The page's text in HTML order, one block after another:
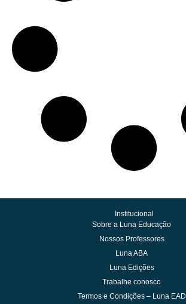
Institucional
Sobre a Luna Educação
Nossos Professores
Luna ABA
Luna Edições
Trabalhe conosco
Termos e Condições – Luna EAD